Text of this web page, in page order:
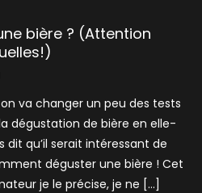
bière ? (Attention
va changer un peu des tests
dégustation de bière en elle-
dit qu’il serait intéressant de
déguster une bière ! Cet
je le précise, je ne […]